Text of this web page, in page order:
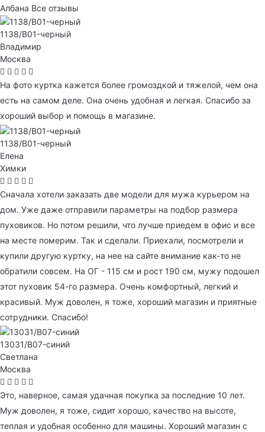
Албана Все отзывы
1138/B01-черный
Владимир
Москва
На фото куртка кажется более громоздкой и тяжелой, чем она
есть на самом деле. Она очень удобная и легкая. Спасибо за
хороший выбор и помощь в магазине.
1138/B01-черный
Елена
Химки
Сначала хотели заказать две модели для мужа курьером на
дом. Уже даже отправили параметры на подбор размера
пуховиков. Но потом решили, что лучше приедем в офис и все
на месте померим. Так и сделали. Приехали, посмотрели и
купили другую куртку, на нее на сайте внимание как-то не
обратили совсем. На ОГ - 115 см и рост 190 см, мужу подошел
этот пуховик 54-го размера. Очень комфортный, легкий и
красивый. Муж доволен, я тоже, хороший магазин и приятные
сотрудники. Спасибо!
13031/B07-синий
Светлана
Москва
Это, наверное, самая удачная покупка за последние 10 лет.
Муж доволен, я тоже, сидит хорошо, качество на высоте,
теплая и удобная особенно для машины. Хороший магазин с